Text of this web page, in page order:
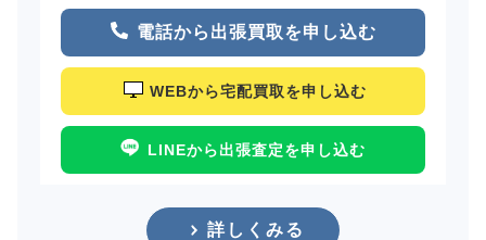
電話から出張買取を申し込む
WEBから宅配買取を申し込む
LINEから出張査定を申し込む
詳しくみる